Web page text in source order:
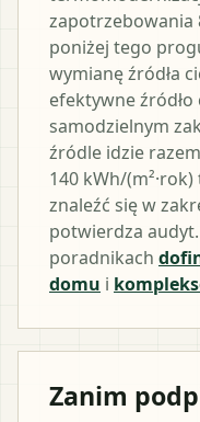
zapotrzebowania
poniżej tego
wymianę źródła
efektywne źródło
samodzielnym
źródle idzie
140 kWh/
znaleźć się w
potwierdza
poradnikach
domu i
Zanim